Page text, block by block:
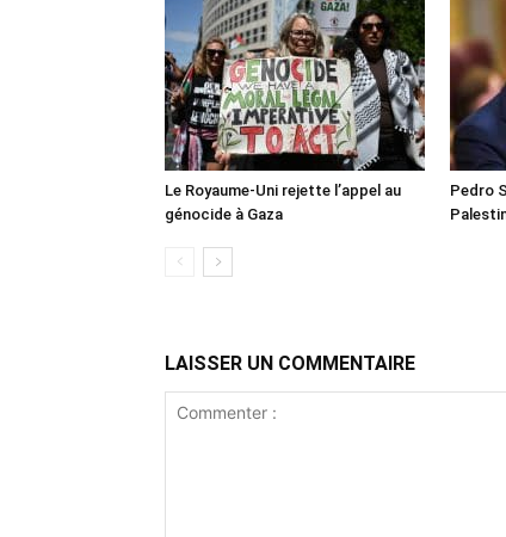
Le Royaume-Uni rejette l’appel au
génocide à Gaza
Pedro
LAISSER UN COMMENTAIRE